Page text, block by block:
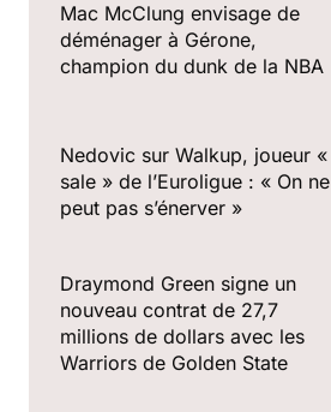
Mac McClung envisage de
déménager à Gérone,
champion du dunk de la NBA
Nedovic sur Walkup, joueur «
sale » de l’Euroligue : « On ne
peut pas s’énerver »
Draymond Green signe un
nouveau contrat de 27,7
millions de dollars avec les
Warriors de Golden State